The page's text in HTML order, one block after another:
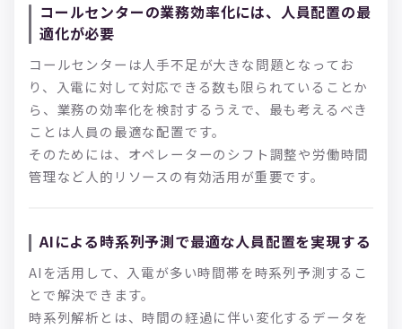
コールセンターの業務効率化には、人員配置の最
適化が必要
コールセンターは人手不足が大きな問題となってお
り、入電に対して対応できる数も限られていることか
ら、業務の効率化を検討するうえで、最も考えるべき
ことは人員の最適な配置です。
そのためには、オペレーターのシフト調整や労働時間
管理など人的リソースの有効活用が重要です。
AIによる時系列予測で最適な人員配置を実現する
AIを活用して、入電が多い時間帯を時系列予測するこ
とで解決できます。
時系列解析とは、時間の経過に伴い変化するデータを